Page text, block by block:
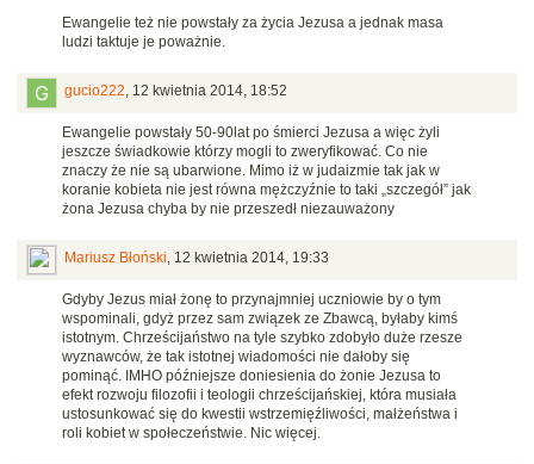
Ewangelie też nie powstały za życia Jezusa a jednak masa
ludzi taktuje je poważnie.
gucio222, 12 kwietnia 2014, 18:52
Ewangelie powstały 50-90lat po śmierci Jezusa a więc żyli
jeszcze świadkowie którzy mogli to zweryfikować. Co nie
znaczy że nie są ubarwione. Mimo iż w judaizmie tak jak w
koranie kobieta nie jest równa mężczyźnie to taki „szczegół” jak
żona Jezusa chyba by nie przeszedł niezauważony
Mariusz Błoński, 12 kwietnia 2014, 19:33
Gdyby Jezus miał żonę to przynajmniej uczniowie by o tym
wspominali, gdyż przez sam związek ze Zbawcą, byłaby kimś
istotnym. Chrześcijaństwo na tyle szybko zdobyło duże rzesze
wyznawców, że tak istotnej wiadomości nie dałoby się
pominąć. IMHO późniejsze doniesienia do żonie Jezusa to
efekt rozwoju filozofii i teologii chrześcijańskiej, która musiała
ustosunkować się do kwestii wstrzemięźliwości, małżeństwa i
roli kobiet w społeczeństwie. Nic więcej.